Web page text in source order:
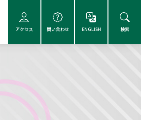
アクセス 問い合わせ ENGLISH 検索